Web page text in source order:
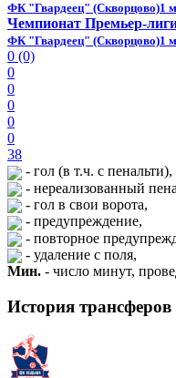
ФК "Гвардеец" (Скворцово)1
Чемпионат Премьер-
ФК "Гвардеец" (Скворцово)1
0 (0)
0
0
0
0
0
38
- гол (в т.ч. с пенальти),
- нереализованный
- гол в свои ворота,
- предупреждение,
- повторное
- удаление с поля,
Мин. - число минут,
История трансферов